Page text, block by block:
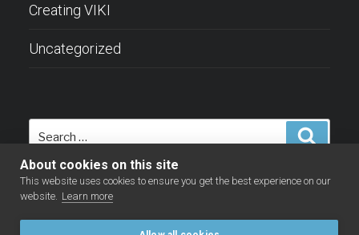
Creating VIKI
Uncategorized
Search
About cookies on this site
This website uses cookies to ensure you get the best experience on our
website. Learn more